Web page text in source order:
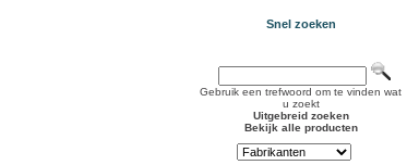
Snel zoeken
Gebruik een trefwoord om te vinden wat
u zoekt
Uitgebreid zoeken
Bekijk alle producten